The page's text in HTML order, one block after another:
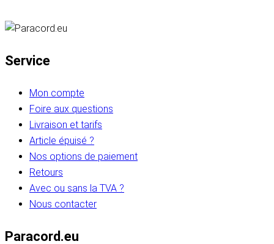
Service
Mon compte
Foire aux questions
Livraison et tarifs
Article épuisé ?
Nos options de paiement
Retours
Avec ou sans la TVA ?
Nous contacter
Paracord.eu